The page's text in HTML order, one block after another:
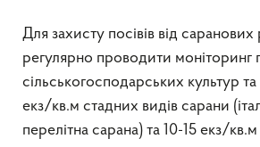
Для захисту посівів від
регулярно проводити моніторинг
сільськогосподарських культур
екз/кв.м стадних видів сарани
перелітна сарана) та 10-15 екз/